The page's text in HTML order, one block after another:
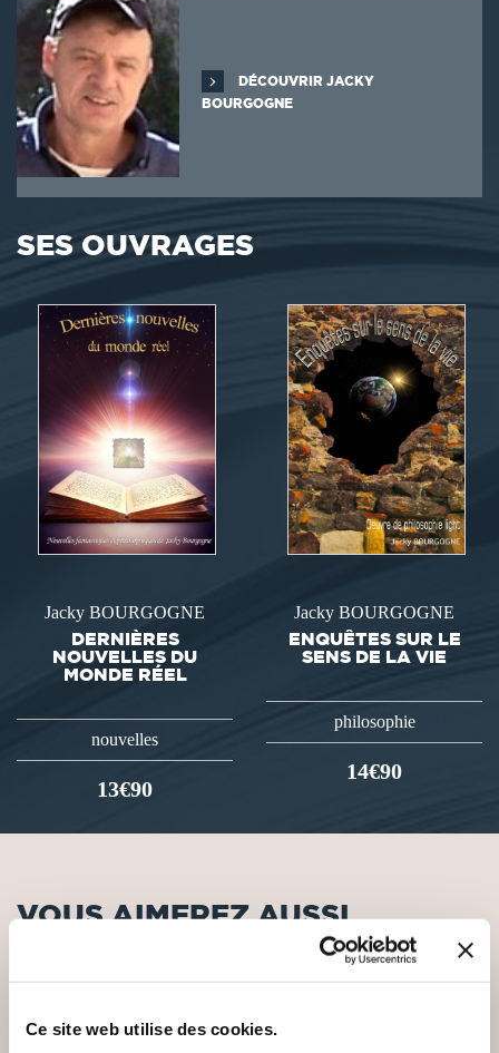
Ce site web utilise des cookies.
DÉCOUVRIR JACKY
BOURGOGNE
SES OUVRAGES
Jacky BOURGOGNE
DERNIÈRES
NOUVELLES DU
MONDE RÉEL
nouvelles
13€90
Jacky BOURGOGNE
ENQUÊTES SUR LE
SENS DE LA VIE
philosophie
14€90
VOUS AIMEREZ AUSSI